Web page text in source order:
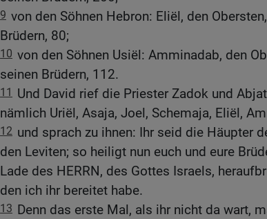
9 von den Söhnen Hebron: Eliël, den
Brüdern, 80;
10 von den Söhnen Usiël: Amminadab, den
seinen Brüdern, 112.
11
Und David rief die Priester Zadok und
nämlich Uriël, Asaja, Joel, Schemaja, Eliël,
12 und sprach zu ihnen: Ihr seid die Häupter
den Leviten; so heiligt nun euch und eure
Lade des HERRN, des Gottes Israels,
den ich ihr bereitet habe.
13 Denn das erste Mal, als ihr nicht da wart,